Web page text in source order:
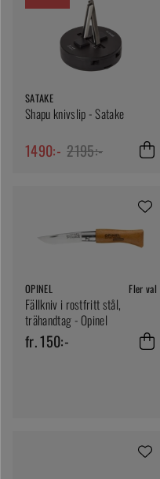
SATAKE
Shapu knivslip - Satake
1490:- 2195:-
OPINEL Fler val
Fällkniv i rostfritt stål,
trähandtag - Opinel
fr. 150:-